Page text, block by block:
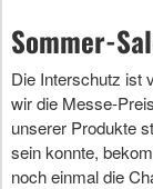
Sommer-
Die Interschutz ist
wir die Messe-
unserer Produkte
sein konnte,
noch einmal die